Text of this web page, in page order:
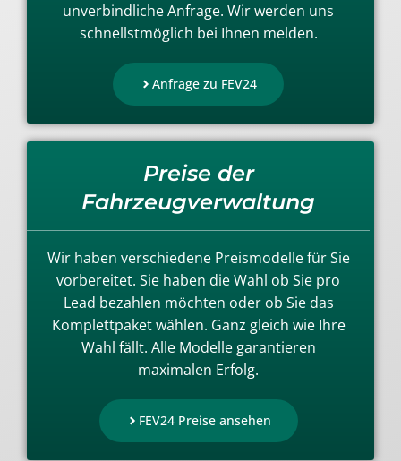
unverbindliche Anfrage. Wir werden uns
schnellstmöglich bei Ihnen melden.
Anfrage zu FEV24
Preise der
Fahrzeugverwaltung
Wir haben verschiedene Preismodelle für Sie
vorbereitet. Sie haben die Wahl ob Sie pro
Lead bezahlen möchten oder ob Sie das
Komplettpaket wählen. Ganz gleich wie Ihre
Wahl fällt. Alle Modelle garantieren
maximalen Erfolg.
FEV24 Preise ansehen